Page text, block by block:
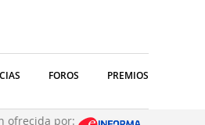
FOROS PREMIOS
ofrecida por: